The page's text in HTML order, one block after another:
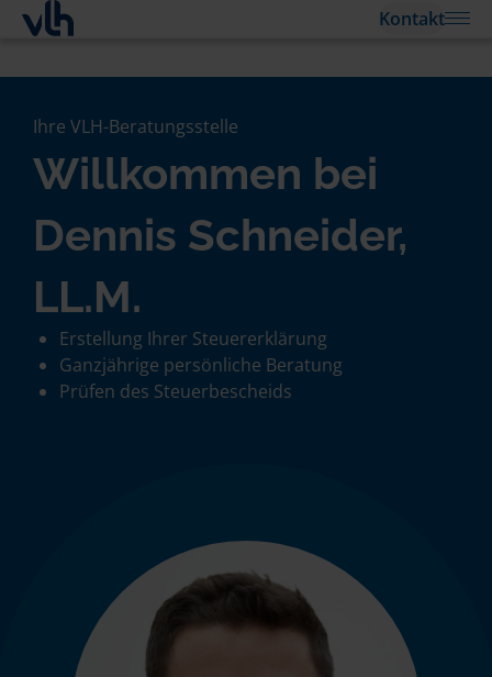
Kontakt
Ihre VLH-Beratungsstelle
Willkommen bei
Dennis Schneider,
LL.M.
Erstellung Ihrer Steuererklärung
Ganzjährige persönliche Beratung
Prüfen des Steuerbescheids